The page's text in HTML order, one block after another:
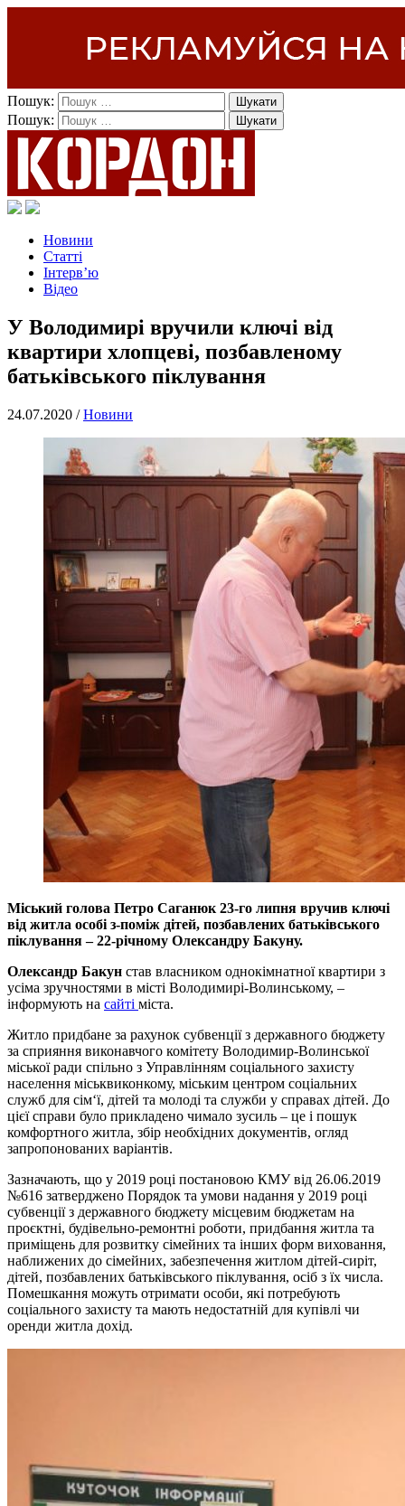
Пошук:
Пошук:
Новини
Статті
Інтерв’ю
Відео
У Володимирі вручили ключі від
квартири хлопцеві, позбавленому
батьківського піклування
24.07.2020 /Новини
Міський голова Петро Саганюк 23-го липня вручив ключі
від житла особі з-поміж дітей, позбавлених батьківського
піклування – 22-річному Олександру Бакуну.
Олександр Бакун став власником однокімнатної квартири з
усіма зручностями в місті Володимирі-Волинському, –
інформують на сайті міста.
Житло придбане за рахунок субвенції з державного бюджету
за сприяння виконавчого комітету Володимир-Волинської
міської ради спільно з Управлінням соціального захисту
населення міськвиконкому, міським центром соціальних
служб для сім‘ї, дітей та молоді та служби у справах дітей. До
цієї справи було прикладено чимало зусиль – це і пошук
комфортного житла, збір необхідних документів, огляд
запропонованих варіантів.
Зазначають, що у 2019 році постановою КМУ від 26.06.2019
№616 затверджено Порядок та умови надання у 2019 році
субвенції з державного бюджету місцевим бюджетам на
проєктні, будівельно-ремонтні роботи, придбання житла та
приміщень для розвитку сімейних та інших форм виховання,
наближених до сімейних, забезпечення житлом дітей-сиріт,
дітей, позбавлених батьківського піклування, осіб з їх числа.
Помешкання можуть отримати особи, які потребують
соціального захисту та мають недостатній для купівлі чи
оренди житла дохід.